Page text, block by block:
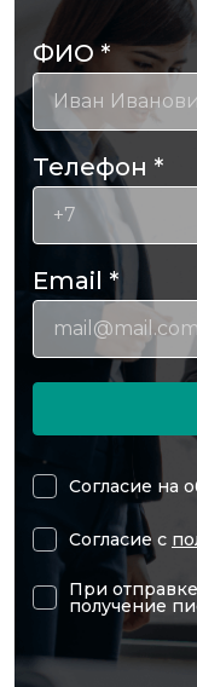
ФИО*
Телефон *
Email *
Согласие на
Согласие с
При
получение